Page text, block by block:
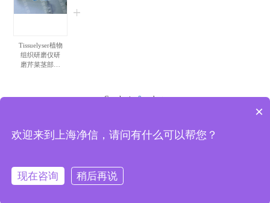
Tissuelyser植物
组织研磨仪研
磨芹菜茎部组
Co selection0products
Package inquiry
×
欢迎来到上海净信，请问有什么可以帮您？
现在咨询 稍后再说